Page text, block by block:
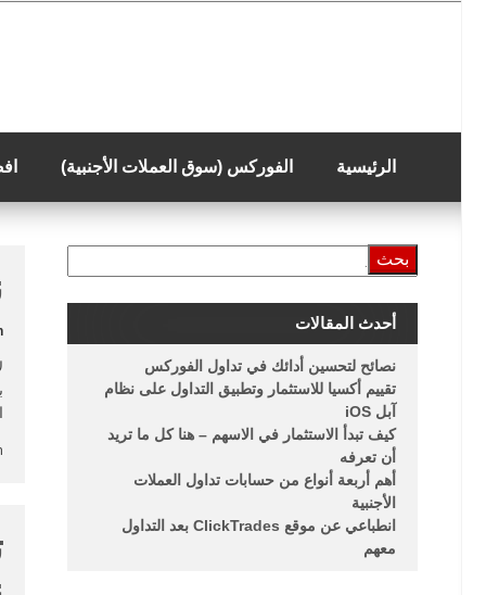
الفوركس (سوق العملات الأجنبية) الرئيسية
البحث
عن:
أحدث المقالات
نصائح لتحسين أدائك في تداول الفوركس
تقييم أكسيا للاستثمار وتطبيق التداول على نظام
آبل iOS
كيف تبدأ الاستثمار في الاسهم – هنا كل ما تريد
أن تعرفه
أهم أربعة أنواع من حسابات تداول العملات
الأجنبية
انطباعي عن موقع ClickTrades بعد التداول
معهم